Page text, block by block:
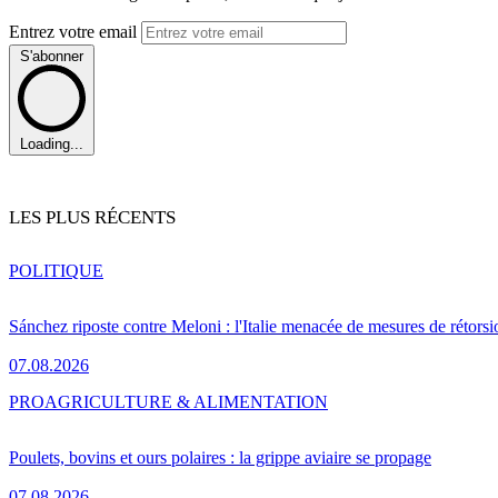
Entrez votre email
S'abonner
Loading...
LES PLUS RÉCENTS
Sánchez riposte contre Meloni : l'Italie menacée de mesures de
07.08.2026
POLITIQUE
Poulets, bovins et ours polaires : la grippe aviaire se propage
PROAGRICULTURE & ALIMENTATION